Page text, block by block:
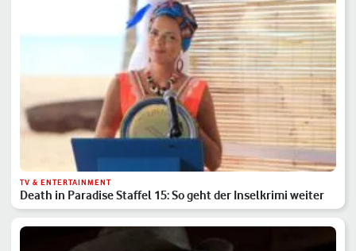
TV & ENTERTAINMENT
Death in Paradise Staffel 15: So geht der Inselkrimi weiter